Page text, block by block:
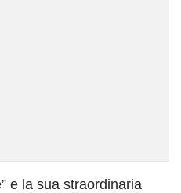
e la sua straordinaria